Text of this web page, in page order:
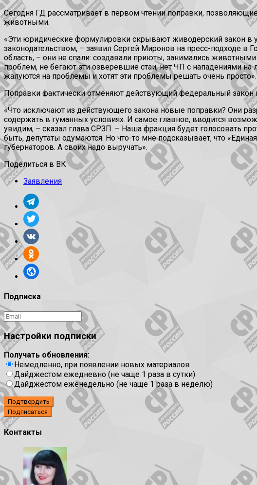
Сегодня ГД рассматривает в первом чтении поправки,
животными.
«Эти юридические формулировки скрывают живодерский закон в
законодательством, – заявил Сергей Миронов на пресс-подходе в
область, – они не спали: создавали приюты, занимались
проблем, не бегают эти озверевшие стаи, нет ЧП с нападениями
жалуются на проблемы и хотят эти проблемы решать очень просто».
Поправки фактически отменяют действующий федеральный
«Что исключают из действующего закона новые поправки? Они
содержать в гуманных условиях. И самое главное, вводится
увидим, – сказал глава СРЗП. – Наша фракция будет голосовать
быть, депутаты одумаются. Но что-то мне подсказывает, что
губернаторов. А своих надо выручать».
Поделиться в ВК
Заявления
Подписка
Настройки подписки
Получать обновления:
Немедленно, при появлении новых материалов
Дайджестом ежедневно (не чаще 1 раза в сутки)
Дайджестом еженедельно (не чаще 1 раза в неделю)
Подтвердить
Контакты